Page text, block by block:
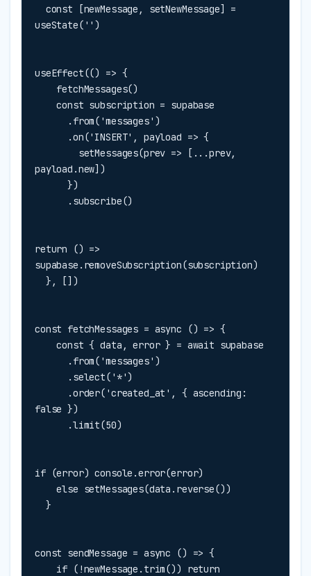
useState('')
useEffect(() => {
    const subscription = supabase
payload.new])
      })
      .subscribe()
return () =>
supabase.removeSubscription(subscription)
  }, [])
const fetchMessages = async () => {
    const { data, error } = await supabase
false })
      .limit(50)
if (error) console.error(error)
    else setMessages(data.reverse())
  }
const sendMessage = async () => {
    if (!newMessage.trim()) return